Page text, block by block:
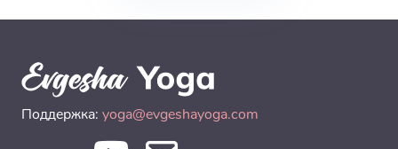
Поддержка: yoga@evgeshayoga.com